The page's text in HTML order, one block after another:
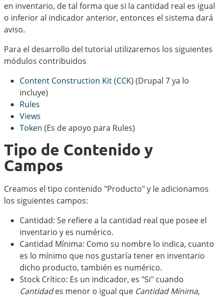
en inventario, de tal forma que si la cantidad real es igual
o inferior al indicador anterior, entonces el sistema dará
aviso.
Para el desarrollo del tutorial utilizaremos los siguientes
módulos contribuidos
Content Construction Kit (CCK) (Drupal 7 ya lo
incluye)
Rules
Views
Token (Es de apoyo para Rules)
Tipo de Contenido y
Campos
Creamos el tipo contenido "Producto" y le adicionamos
los siguientes campos:
Cantidad: Se refiere a la cantidad real que posee el
inventario y es numérico.
Cantidad Mínima: Como su nombre lo indica, cuanto
es lo mínimo que nos gustaría tener en inventario
dicho producto, también es numérico.
Stock Crítico: Es un indicador, es "Si" cuando
Cantidades menor o igual que Cantidad Mínima,